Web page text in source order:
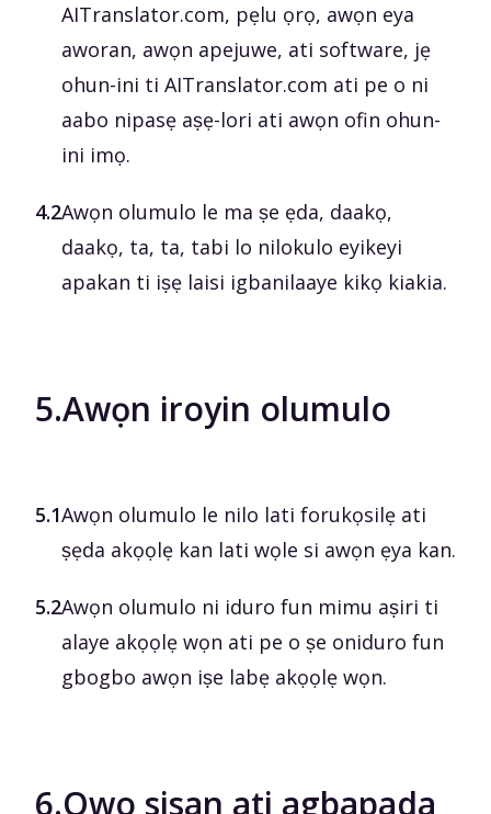
AITranslator.com, pẹlu ọrọ, awọn eya
aworan, awọn apejuwe, ati software, jẹ
ohun-ini ti AITranslator.com ati pe o ni
aabo nipasẹ aṣẹ-lori ati awọn ofin ohun-
ini imọ.
4.2Awọn olumulo le ma ṣe ẹda, daakọ,
daakọ, ta, ta, tabi lo nilokulo eyikeyi
apakan ti iṣẹ laisi igbanilaaye kikọ kiakia.
5.Awọn iroyin olumulo
5.1Awọn olumulo le nilo lati forukọsilẹ ati
ṣẹda akọọlẹ kan lati wọle si awọn ẹya kan.
5.2Awọn olumulo ni iduro fun mimu aṣiri ti
alaye akọọlẹ wọn ati pe o ṣe oniduro fun
gbogbo awọn iṣe labẹ akọọlẹ wọn.
6.Owo sisan ati agbapada